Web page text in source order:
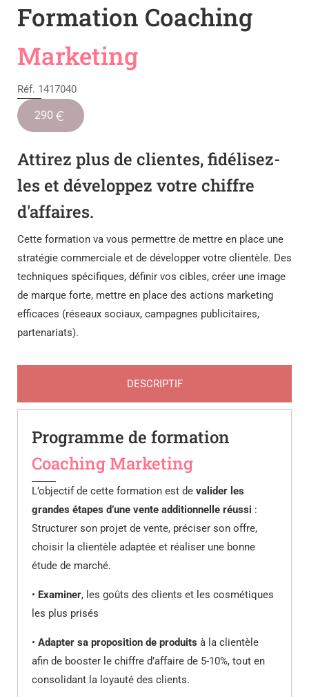
Formation Coaching
Marketing
Réf. 1417040
290
Attirez plus de clientes, fidélisez-
les et développez votre chiffre
d'affaires.
Cette formation va vous permettre de mettre en place une
stratégie commerciale et de développer votre clientèle. Des
techniques spécifiques, définir vos cibles, créer une image
de marque forte, mettre en place des actions marketing
efficaces (réseaux sociaux, campagnes publicitaires,
partenariats).
DESCRIPTIF
Programme de formation
Coaching Marketing
L’objectif de cette formation est de valider les
grandes étapes d’une vente additionnelle réussi :
Structurer son projet de vente, préciser son offre,
choisir la clientèle adaptée et réaliser une bonne
étude de marché.
• Examiner, les goûts des clients et les cosmétiques
les plus prisés
• Adapter sa proposition de produits à la clientèle
afin de booster le chiffre d’affaire de 5-10%, tout en
consolidant la loyauté des clients.